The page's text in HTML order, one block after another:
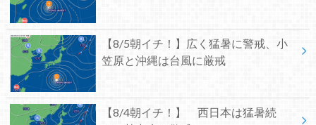
【8/5朝イチ！】広く猛暑に警戒、小
笠原と沖縄は台風に厳戒
【8/4朝イチ！】 西日本は猛暑続